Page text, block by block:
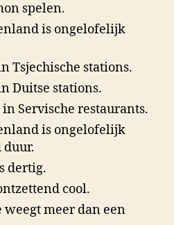
spelen.
is ongelofelijk
Tsjechische stations.
Duitse stations.
Servische restaurants.
is ongelofelijk
duur.
dertig.
cool.
weegt meer dan een